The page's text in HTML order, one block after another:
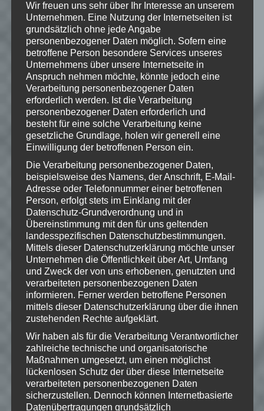
Kamehouse
ist die
Heimat von
Muten-Roshi
ausDragon
Ball. Um
ganz stilecht
zu sein, müsste man das Haus eigentlich
auf eine winzige Insel setzen.
Eine solche gibt es in meiner Stadt leider
nicht, aber das Flussufer ist eine
akzeptable Alternative. Hoffen wir jetzt
nur, die Stadt nicht von Saiyajins
angegriffen wird!
Kamehouse
Platz 6: Stargate
Stargate
Dieses
Stargate
sieht nicht
nur cool aus,
nein, es hat
sogar eine
Funktion: Es
handelt sich
um die optische Anpassung einer U-
Bahn-Station. Da stimmen wir zu!
Schließlich ist nichts langweiliger, als
einfach nur eine Rolltreppe herunter zu
Wir freuen uns sehr über Ihr Interesse an unserem
Unternehmen. Eine Nutzung der Internetseiten ist
grundsätzlich ohne jede Angabe
personenbezogener Daten möglich. Sofern eine
betroffene Person besondere Services unseres
Unternehmens über unsere Internetseite in
Anspruch nehmen möchte, könnte jedoch eine
Verarbeitung personenbezogener Daten
erforderlich werden. Ist die Verarbeitung
personenbezogener Daten erforderlich und
besteht für eine solche Verarbeitung keine
gesetzliche Grundlage, holen wir generell eine
Einwilligung der betroffenen Person ein.
Die Verarbeitung personenbezogener Daten,
beispielsweise des Namens, der Anschrift, E-Mail-
Adresse oder Telefonnummer einer betroffenen
Person, erfolgt stets im Einklang mit der
Datenschutz-Grundverordnung und in
Übereinstimmung mit den für uns geltenden
landesspezifischen Datenschutzbestimmungen.
Mittels dieser Datenschutzerklärung möchte unser
Unternehmen die Öffentlichkeit über Art, Umfang
und Zweck der von uns erhobenen, genutzten und
verarbeiteten personenbezogenen Daten
informieren. Ferner werden betroffene Personen
mittels dieser Datenschutzerklärung über die ihnen
zustehenden Rechte aufgeklärt.
Wir haben als für die Verarbeitung Verantwortlicher
zahlreiche technische und organisatorische
Maßnahmen umgesetzt, um einen möglichst
lückenlosen Schutz der über diese Internetseite
verarbeiteten personenbezogenen Daten
sicherzustellen. Dennoch können Internetbasierte
Datenübertragungen grundsätzlich